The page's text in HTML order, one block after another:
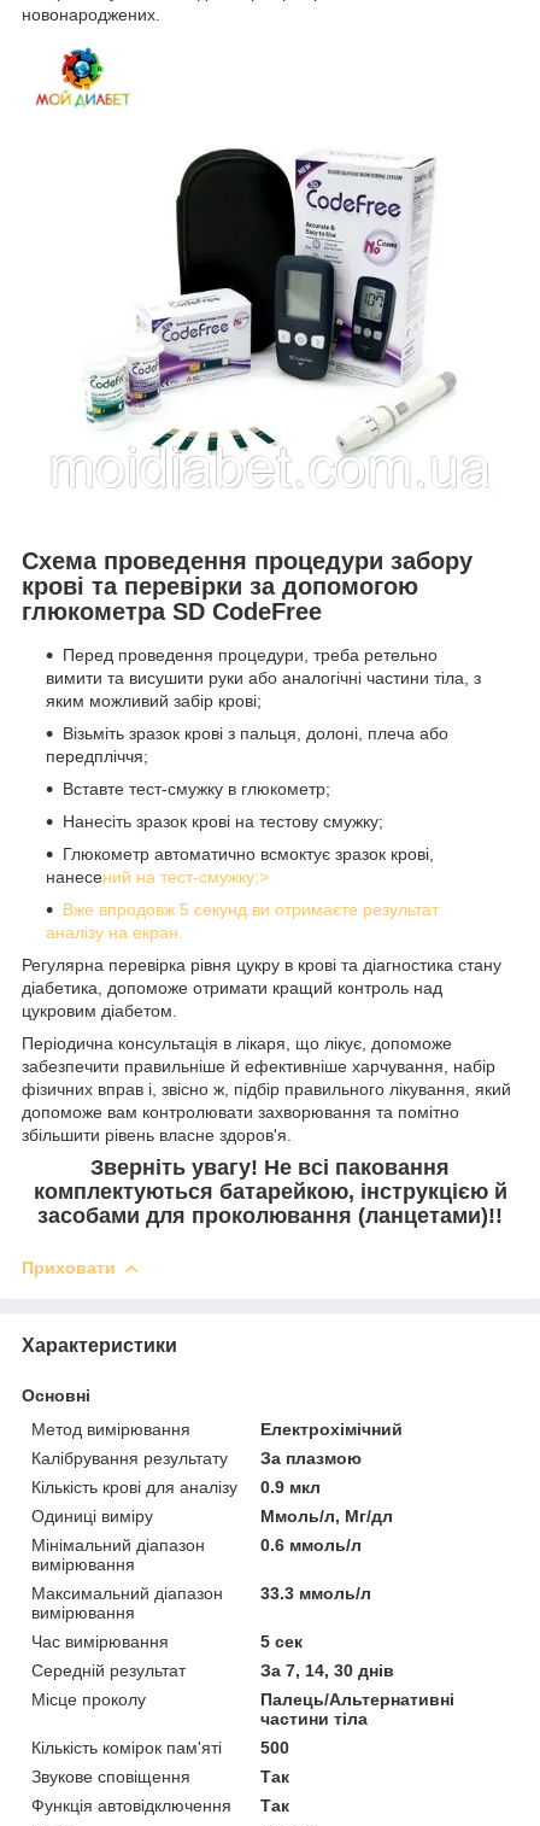
новонароджених.
Схема проведення процедури забору
крові та перевірки за допомогою
глюкометра SD CodeFree
Перед проведення процедури, треба ретельно
вимити та висушити руки або аналогічні частини тіла, з
яким можливий забір крові;
Візьміть зразок крові з пальця, долоні, плеча або
передпліччя;
Вставте тест-смужку в глюкометр;
Нанесіть зразок крові на тестову смужку;
Глюкометр автоматично всмоктує зразок крові,
нанесений на тест-смужку;>
Вже впродовж 5 секунд ви отримаєте результат
аналізу на екран.
Регулярна перевірка рівня цукру в крові та діагностика стану
діабетика, допоможе отримати кращий контроль над
цукровим діабетом.
Періодична консультація в лікаря, що лікує, допоможе
забезпечити правильніше й ефективніше харчування, набір
фізичних вправ і, звісно ж, підбір правильного лікування, який
допоможе вам контролювати захворювання та помітно
збільшити рівень власне здоров'я.
Зверніть увагу! Не всі паковання
комплектуються батарейкою, інструкцією й
засобами для проколювання (ланцетами)!!
Приховати
Характеристики
Основні
Метод вимірювання
Електрохімічний
Калібрування результату
За плазмою
Кількість крові для аналізу
0.9 мкл
Одиниці виміру
Ммоль/л, Мг/дл
Мінімальний діапазон
вимірювання
0.6 ммоль/л
Максимальний діапазон
вимірювання
33.3 ммоль/л
Час вимірювання
5 сек
Середній результат
За 7, 14, 30 днів
Місце проколу
Палець/Альтернативні
частини тіла
Кількість комірок пам'яті
500
Звукове сповіщення
Так
Функція автовідключення
Так